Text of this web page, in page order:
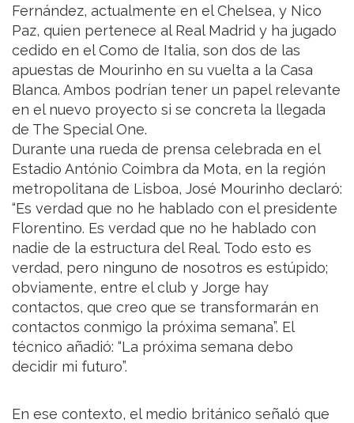
Fernández, actualmente en el Chelsea, y Nico
Paz, quien pertenece al Real Madrid y ha jugado
cedido en el Como de Italia, son dos de las
apuestas de Mourinho en su vuelta a la Casa
Blanca. Ambos podrían tener un papel relevante
en el nuevo proyecto si se concreta la llegada
de The Special One.
Durante una rueda de prensa celebrada en el
Estadio António Coimbra da Mota, en la región
metropolitana de Lisboa, José Mourinho declaró:
“Es verdad que no he hablado con el presidente
Florentino. Es verdad que no he hablado con
nadie de la estructura del Real. Todo esto es
verdad, pero ninguno de nosotros es estúpido;
obviamente, entre el club y Jorge hay
contactos, que creo que se transformarán en
contactos conmigo la próxima semana”. El
técnico añadió: “La próxima semana debo
decidir mi futuro”.
En ese contexto, el medio británico señaló que